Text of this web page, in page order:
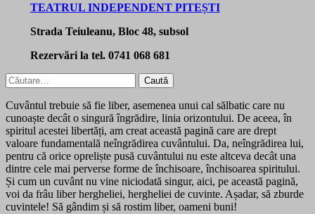
TEATRUL INDEPENDENT PITEȘTI
Strada Teiuleanu, Bloc 48, subsol
Rezervări la tel. 0741 068 681
Caută
după:
Cuvântul trebuie să fie liber, asemenea unui cal sălbatic care nu
cunoaște decât o singură îngrădire, linia orizontului. De aceea, în
spiritul acestei libertăți, am creat această pagină care are drept
valoare fundamentală neîngrădirea cuvântului. Da, neîngrădirea lui,
pentru că orice opreliște pusă cuvântului nu este altceva decât una
dintre cele mai perverse forme de închisoare, închisoarea spiritului.
Și cum un cuvânt nu vine niciodată singur, aici, pe această pagină,
voi da frâu liber hergheliei, hergheliei de cuvinte. Așadar, să zburde
cuvintele! Să gândim și să rostim liber, oameni buni!